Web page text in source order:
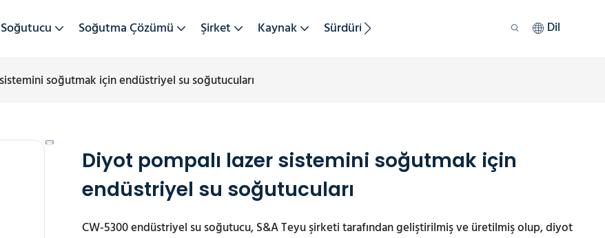
Soğutma Çözümü Şirket Kaynak Sürdürülebilirlik Dil
soğutmak için endüstriyel su soğutucuları
Diyot pompalı lazer sistemini soğutmak için
endüstriyel su soğutucuları
CW-5300 endüstriyel su soğutucu, S&A Teyu şirketi tarafından geliştirilmiş ve üretilmiş olup, diyot